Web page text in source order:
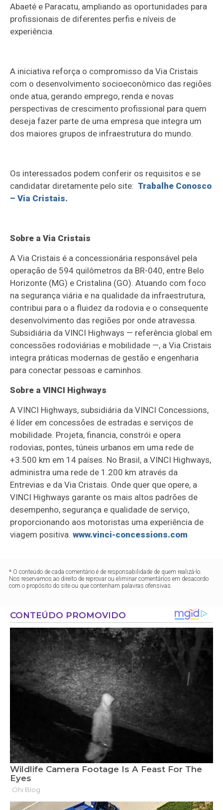
Abaeté e Paracatu, ampliando as oportunidades para
profissionais de diferentes perfis e níveis de
experiência.
A iniciativa reforça o compromisso da Via Cristais
com o desenvolvimento socioeconômico das regiões
onde atua, gerando emprego, renda e novas
perspectivas de crescimento profissional para quem
deseja fazer parte de uma empresa que integra um
dos maiores grupos de infraestrutura do mundo.
Os interessados podem conferir os requisitos e se
candidatar diretamente pelo site:Trabalhe Conosco
– Via Cristais.
Sobre a Via Cristais
A Via Cristais é a concessionária responsável pela
operação de 594 quilômetros da BR-040, entre Belo
Horizonte (MG) e Cristalina (GO). Atuando com foco
na segurança viária e na qualidade da infraestrutura,
contribui para o a fluidez da rodovia e o consequente
desenvolvimento das regiões por onde atravessa.
Subsidiária da VINCI Highways — referência global em
concessões rodoviárias e mobilidade —, a Via Cristais
integra práticas modernas de gestão e engenharia
para conectar pessoas e caminhos.
Sobre a VINCI Highways
A VINCI Highways, subsidiária da VINCI Concessions,
é líder em concessões de estradas e serviços de
mobilidade. Projeta, financia, constrói e opera
rodovias, pontes, túneis urbanos em uma rede de
+3.500 km em 14 países. No Brasil, a VINCI Highways,
administra uma rede de 1.200 km através da
Entrevias e da Via Cristais. Onde quer que opere, a
VINCI Highways garante os mais altos padrões de
desempenho, segurança e qualidade de serviço,
proporcionando aos motoristas uma experiência de
viagem positiva.www.vinci-concessions.com
* O conteúdo de cada comentário é de responsabilidade de quem realizá-lo.
Nos reservamos ao direito de reprovar ou eliminar comentários em desacordo
com o propósito do site ou que contenham palavras ofensivas.